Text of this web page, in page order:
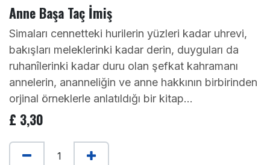
Anne Başa Taç İmiş
Simaları cennetteki hurilerin yüzleri kadar uhrevi,
bakışları meleklerinki kadar derin, duyguları da
ruhanîlerinki kadar duru olan şefkat kahramanı
annelerin, ananneliğin ve anne hakkının birbirinden
orjinal örneklerle anlatıldığı bir kitap...
£ 3,30